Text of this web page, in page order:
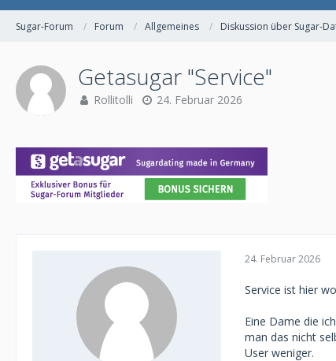
Sugar-Forum Forum Allgemeines Diskussion über Sugar-
Getasugar "Service"
Rollitolli 24. Februar 2026
24. Februar 2026
Service ist hier
Eine Dame die
man das nicht
User weniger.